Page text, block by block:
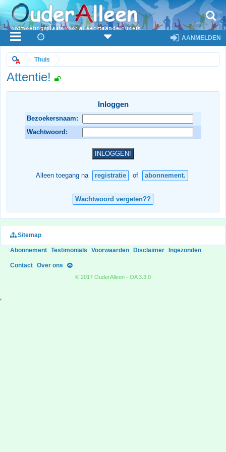
AANMELDEN
Thuis
Attentie!
Inloggen
Bezoekersnaam:
Wachtwoord:
Alleen toegang na registratie of abonnement.
Wachtwoord vergeten??
Sitemap
Abonnement Testimonials Voorwaarden Disclaimer Ingezonden
Contact Over ons
© 2017 OuderAlleen - OA 3.3.0